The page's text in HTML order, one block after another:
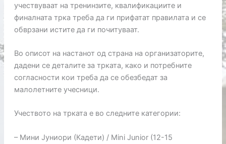
учествуваат на тренинзите, квалификациите и
финалната трка треба да ги прифатат правилата и се
обврзани истите да ги почитуваат.
Во описот на настанот од страна на организаторите,
дадени се деталите за трката, како и потребните
согласности кои треба да се обезбедат за
малолетните учесници.
Учеството на трката е во следните категории:
– Мини Јуниори (Кадети) / Mini Junior (12-15